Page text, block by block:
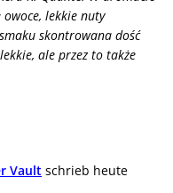
lekkie nuty
skontrowana dość
ale przez to także
Vault schrieb heute